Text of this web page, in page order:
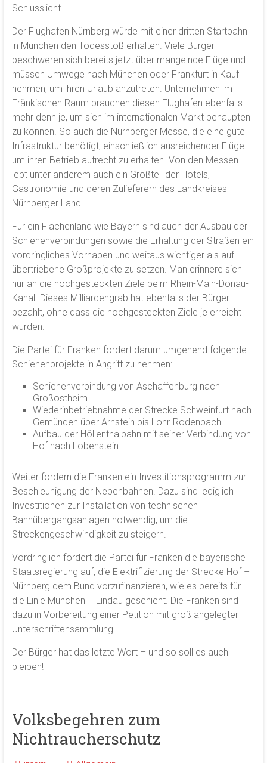
Schlusslicht.
Der Flughafen Nürnberg würde mit einer dritten Startbahn
in München den Todesstoß erhalten. Viele Bürger
beschweren sich bereits jetzt über mangelnde Flüge und
müssen Umwege nach München oder Frankfurt in Kauf
nehmen, um ihren Urlaub anzutreten. Unternehmen im
Fränkischen Raum brauchen diesen Flughafen ebenfalls
mehr denn je, um sich im internationalen Markt behaupten
zu können. So auch die Nürnberger Messe, die eine gute
Infrastruktur benötigt, einschließlich ausreichender Flüge
um ihren Betrieb aufrecht zu erhalten. Von den Messen
lebt unter anderem auch ein Großteil der Hotels,
Gastronomie und deren Zulieferern des Landkreises
Nürnberger Land.
Für ein Flächenland wie Bayern sind auch der Ausbau der
Schienenverbindungen sowie die Erhaltung der Straßen ein
vordringliches Vorhaben und weitaus wichtiger als auf
übertriebene Großprojekte zu setzen. Man erinnere sich
nur an die hochgesteckten Ziele beim Rhein-Main-Donau-
Kanal. Dieses Milliardengrab hat ebenfalls der Bürger
bezahlt, ohne dass die hochgesteckten Ziele je erreicht
wurden.
Die Partei für Franken fordert darum umgehend folgende
Schienenprojekte in Angriff zu nehmen:
Schienenverbindung von Aschaffenburg nach
Großostheim.
Wiederinbetriebnahme der Strecke Schweinfurt nach
Gemünden über Arnstein bis Lohr-Rodenbach.
Aufbau der Höllenthalbahn mit seiner Verbindung von
Hof nach Lobenstein.
Weiter fordern die Franken ein Investitionsprogramm zur
Beschleunigung der Nebenbahnen. Dazu sind lediglich
Investitionen zur Installation von technischen
Bahnübergangsanlagen notwendig, um die
Streckengeschwindigkeit zu steigern.
Vordringlich fordert die Partei für Franken die bayerische
Staatsregierung auf, die Elektrifizierung der Strecke Hof –
Nürnberg dem Bund vorzufinanzieren, wie es bereits für
die Linie München – Lindau geschieht. Die Franken sind
dazu in Vorbereitung einer Petition mit groß angelegter
Unterschriftensammlung.
Der Bürger hat das letzte Wort – und so soll es auch
bleiben!
Volksbegehren zum
Nichtraucherschutz